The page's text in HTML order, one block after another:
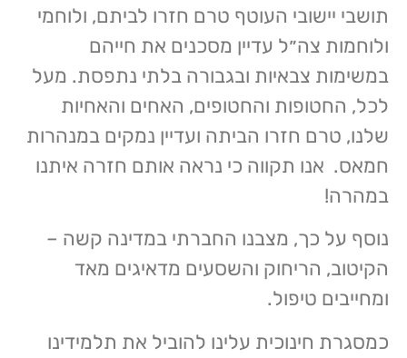
תושבי יישובי העוטף טרם חזרו לביתם, ולוחמי
ולוחמות צה״ל עדיין מסכנים את חייהם
במשימות צבאיות ובגבורה בלתי נתפסת.מעל
לכל, החטופות והחטופים, האחים והאחיות
שלנו, טרם חזרו הביתה ועדיין נמקים במנהרות
חמאס.אנו תקווה כי נראה אותם חזרה איתנו
במהרה!
נוסף על כך, מצבנו החברתי במדינה קשה –
הקיטוב, הריחוק והשסעים מדאיגים מאד
ומחייבים טיפול.
כמסגרת חינוכית עלינו להוביל את תלמידינו